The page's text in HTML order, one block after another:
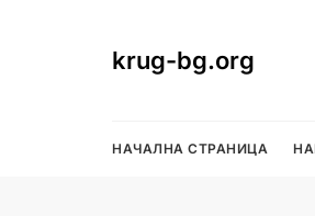
krug-bg.org
НАЧАЛНА СТРАНИЦА